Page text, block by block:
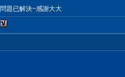
問題已解決~感謝大大